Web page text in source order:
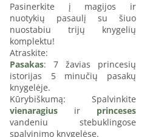
Pasinerkite į magijos ir
nuotykių pasaulį su šiuo
nuostabiu trijų knygelių
komplektu!
Atraskite:
Pasakas: 7 žavias princesių
istorijas 5 minučių pasakų
knygelėje.
Kūrybiškumą: Spalvinkite
vienaragius ir princeses
vandeniu stebuklingose
spalvinimo knygelėse.